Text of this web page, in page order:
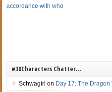
accordance with who
#30Characters Chatter…
Schwagirl on Day 17: The Dragon